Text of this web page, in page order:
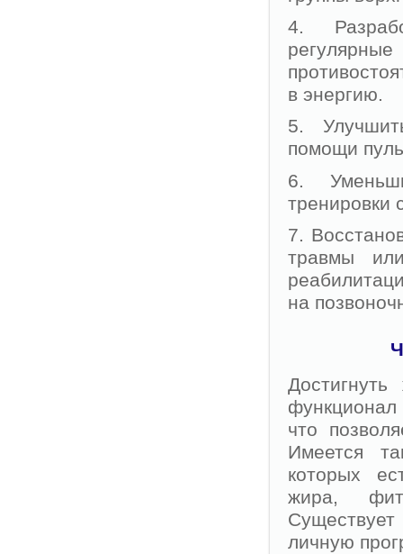
4.
в энергию.
5.
помощи
6.
тренировки
7.
травмы
на
функционал
что
Имеется
которых
жира,
личную